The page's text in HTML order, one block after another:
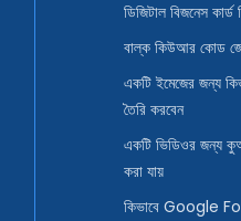
ডিজিটাল বিজনেস
বাল্ক কিউআর কোড
একটি ইমেজের জন্য
তৈরি করবেন
একটি ভিডিওর জন্য
করা যায়
কিভাবে Google